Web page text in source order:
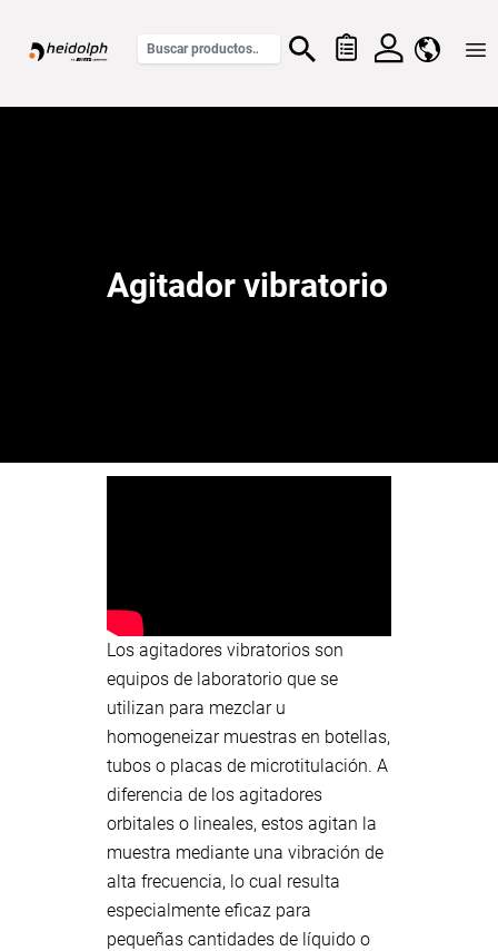
Agitador vibratorio
Los agitadores vibratorios son
equipos de laboratorio que se
utilizan para mezclar u
homogeneizar muestras en botellas,
tubos o placas de microtitulación. A
diferencia de los agitadores
orbitales o lineales, estos agitan la
muestra mediante una vibración de
alta frecuencia, lo cual resulta
especialmente eficaz para
pequeñas cantidades de líquido o